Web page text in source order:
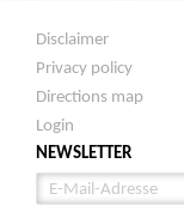
Disclaimer
Privacy policy
Directions map
Login
NEWSLETTER